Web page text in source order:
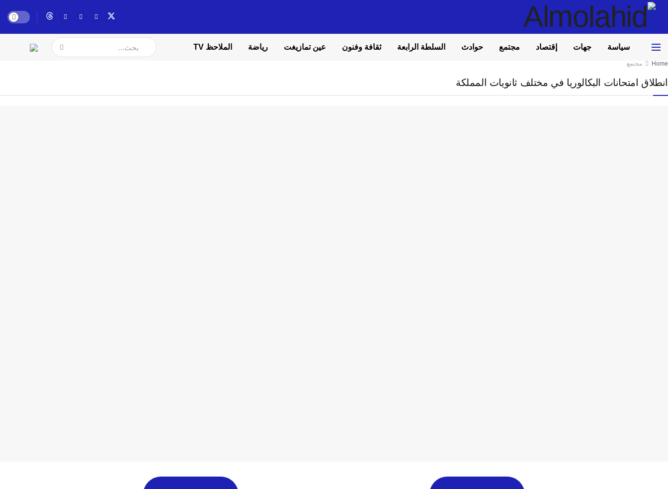
سياسة جهات إقتصاد مجتمع حوادث السلطة الرابعة ثقافة وفنون عين تمازيغت رياضة الملاحظ TV
Home مجتمع
انطلاق امتحانات البكالوريا في مختلف ثانويات المملكة